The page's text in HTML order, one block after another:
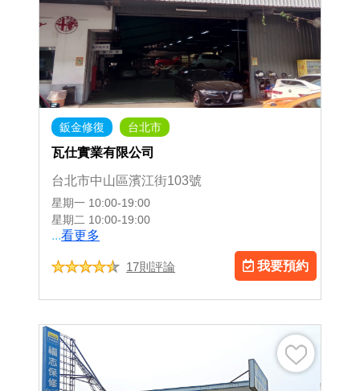
鈑金修復 台北市
瓦仕實業有限公司
台北市中山區濱江街103號
星期一 10:00-19:00
星期二 10:00-19:00
...看更多
17則評論 我要預約